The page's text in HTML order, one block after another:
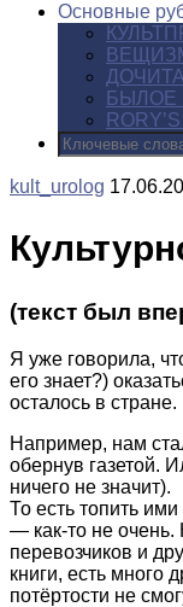
Основные
БЫЛОЕ
kult_urolog
(текст был
Я уже говорила,
его знает?)
осталось в стране.
Например, нам
обернув газетой.
ничего не значит).
То есть топить
— как-то не очень.
перевозчиков и
книги, есть много
потёртости не